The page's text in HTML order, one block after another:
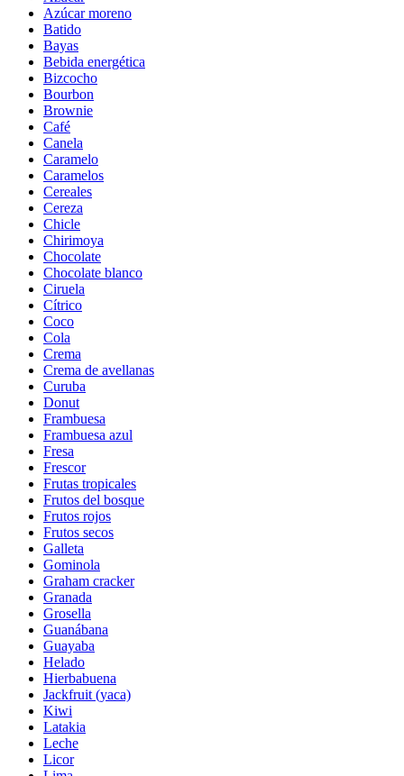
Azúcar moreno
Batido
Bayas
Bebida energética
Bizcocho
Bourbon
Brownie
Café
Canela
Caramelo
Caramelos
Cereales
Cereza
Chicle
Chirimoya
Chocolate
Chocolate blanco
Ciruela
Cítrico
Coco
Cola
Crema
Crema de avellanas
Curuba
Donut
Frambuesa
Frambuesa azul
Fresa
Frescor
Frutas tropicales
Frutos del bosque
Frutos rojos
Frutos secos
Galleta
Gominola
Graham cracker
Granada
Grosella
Guanábana
Guayaba
Helado
Hierbabuena
Jackfruit (yaca)
Kiwi
Latakia
Leche
Licor